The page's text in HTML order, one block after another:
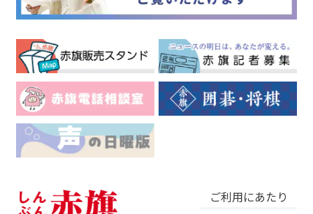
ご利用にあたり